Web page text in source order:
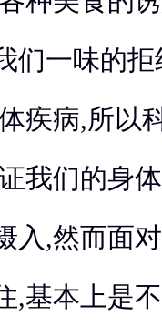
们一味的
疾病,所以
我们的身
入,然而面
,基本上是